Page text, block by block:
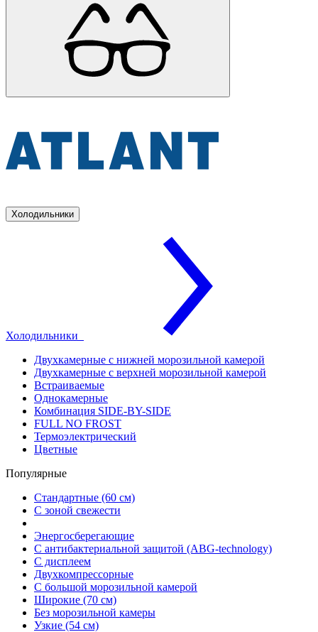
Холодильники
Холодильники
Двухкамерные с нижней морозильной камерой
Двухкамерные с верхней морозильной камерой
Встраиваемые
Однокамерные
Комбинация SIDE-BY-SIDE
FULL NO FROST
Термоэлектрический
Цветные
Популярные
Стандартные (60 см)
С зоной свежести
Энергосберегающие
С антибактериальной защитой (ABG-technology)
С дисплеем
Двухкомпрессорные
С большой морозильной камерой
Широкие (70 см)
Без морозильной камеры
Узкие (54 см)